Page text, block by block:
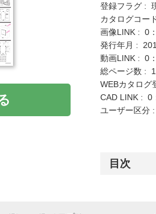
登録フラグ :
カタログコー
画像LINK : 0
発行年月 :
動画LINK : 0
総ページ数 :
WEBカタログ
CAD LINK : 0
ユーザー区分
目次